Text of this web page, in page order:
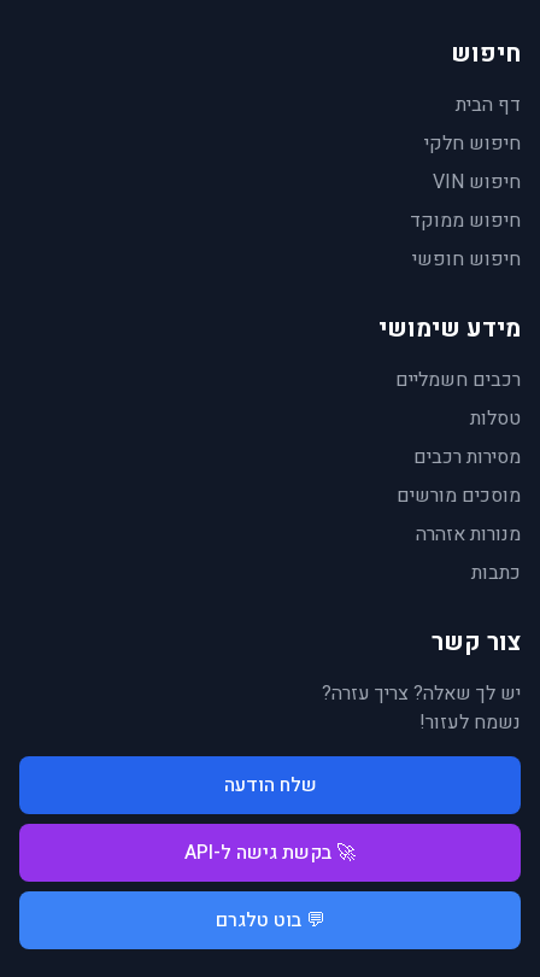
חיפוש
דף הבית
חיפוש חלקי
חיפוש VIN
חיפוש ממוקד
חיפוש חופשי
מידע שימושי
רכבים חשמליים
טסלות
מסירות רכבים
מוסכים מורשים
מנורות אזהרה
כתבות
צור קשר
יש לך שאלה? צריך עזרה?
נשמח לעזור!
שלח הודעה
🚀 בקשת גישה ל-API
💬 בוט טלגרם